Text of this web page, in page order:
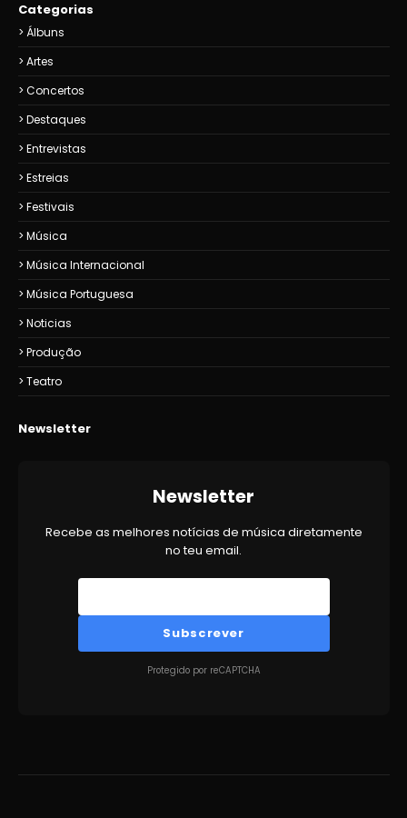
Categorias
Álbuns
Artes
Concertos
Destaques
Entrevistas
Estreias
Festivais
Música
Música Internacional
Música Portuguesa
Noticias
Produção
Teatro
Newsletter
Newsletter
Recebe as melhores notícias de música diretamente
no teu email.
Subscrever
Protegido por reCAPTCHA